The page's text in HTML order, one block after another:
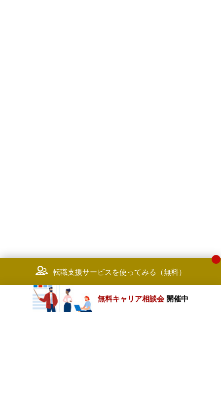
転職支援サービスを使ってみる（無料）
無料キャリア相談会 開催中